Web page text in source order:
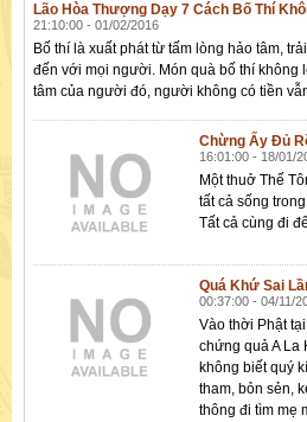
Lão Hòa Thượng Dạy 7 Cách Bố Thí
21:10:00 - 01/02/2016
Bố thí là xuất phát từ tấm lòng hảo tâm,
đến với mọi người. Món quà bố thí không
tâm của người đó, người không có tiền
Chừng Ấy Ðủ
16:01:00 - 18/01/
Một thuở Thế
tất cả sống
Tất cả cùng đi
Quá Khứ Sai
00:37:00 - 04/11/
Vào thời Phật
chứng quả A La
không biết quý
tham, bỏn sẻn,
thông đi tìm mẹ